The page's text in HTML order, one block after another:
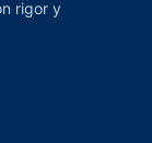
rigor y